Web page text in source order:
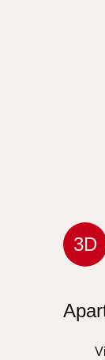
3D